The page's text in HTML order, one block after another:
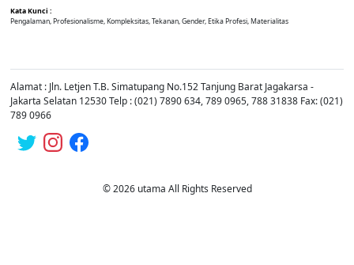
Kata Kunci :
Pengalaman, Profesionalisme, Kompleksitas, Tekanan, Gender, Etika Profesi, Materialitas
Alamat : Jln. Letjen T.B. Simatupang No.152 Tanjung Barat Jagakarsa -
Jakarta Selatan 12530 Telp : (021) 7890 634, 789 0965, 788 31838 Fax: (021)
789 0966
© 2026 utama All Rights Reserved